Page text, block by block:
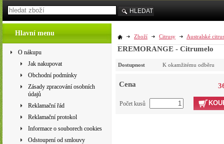
Hlavní menu
O nákupu
Jak nakupovat
Obchodní podmínky
Zásady zpracování osobních
údajů
Reklamační řád
Reklamační protokol
Informace o souborech cookies
Odstoupení od smlouvy
Zboží Citrusy Australské
EREMORANGE - Citrumelo
Dostupnost K okamžitému odběru
Cena
Počet kusů
HLEDAT